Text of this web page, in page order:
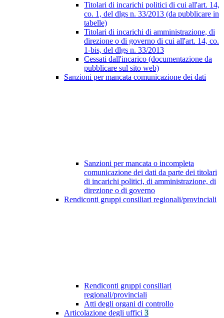
Titolari di incarichi politici di cui all'art. 14,
co. 1, del dlgs n. 33/2013 (da pubblicare in
tabelle)
Titolari di incarichi di amministrazione, di
direzione o di governo di cui all'art. 14, co.
1-bis, del dlgs n. 33/2013
Cessati dall'incarico (documentazione da
pubblicare sul sito web)
Sanzioni per mancata comunicazione dei dati
Sanzioni per mancata o incompleta
comunicazione dei dati da parte dei titolari
di incarichi politici, di amministrazione, di
direzione o di governo
Rendiconti gruppi consiliari regionali/provinciali
Rendiconti gruppi consiliari
regionali/provinciali
Atti degli organi di controllo
Articolazione degli uffici 3